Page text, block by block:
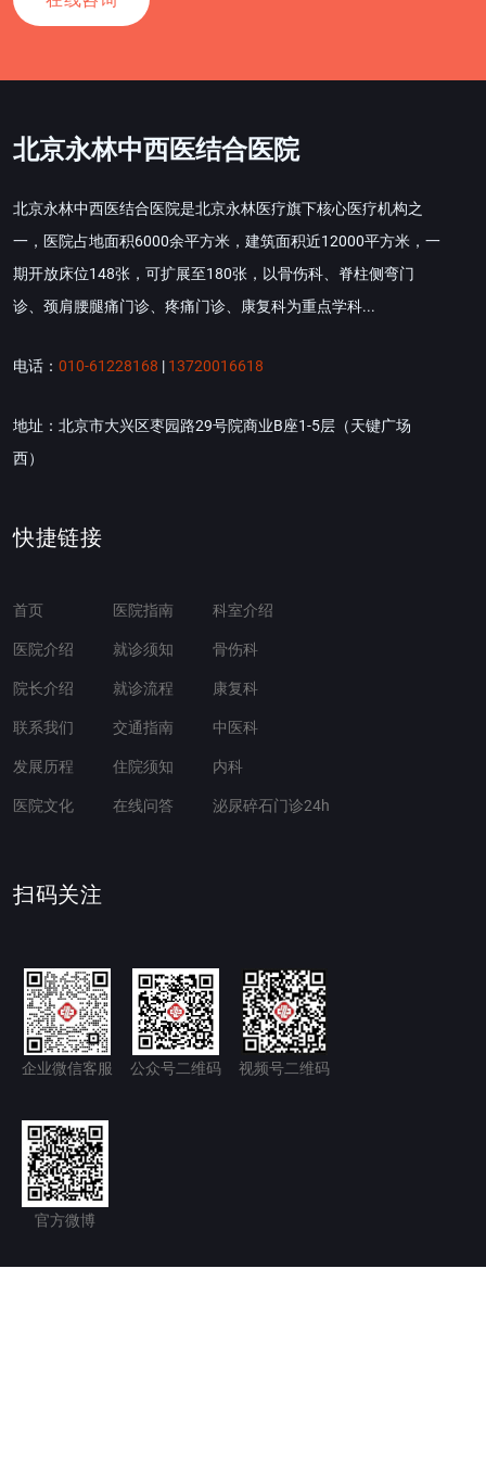
北京永林中西医结合医院
北京永林中西医结合医院是北京永林医疗旗下核心医疗机构之
一，医院占地面积6000余平方米，建筑面积近12000平方米，一
期开放床位148张，可扩展至180张，以骨伤科、脊柱侧弯门
诊、颈肩腰腿痛门诊、疼痛门诊、康复科为重点学科...
电话： 010-61228168 | 13720016618
地址：北京市大兴区枣园路29号院商业B座1-5层（天键广场
西）
快捷链接
首页
医院介绍
院长介绍
联系我们
发展历程
医院文化
医院指南
就诊须知
就诊流程
交通指南
住院须知
在线问答
科室介绍
骨伤科
康复科
中医科
内科
泌尿碎石门诊24h
扫码关注
企业微信客服 公众号二维码 视频号二维码
官方微博